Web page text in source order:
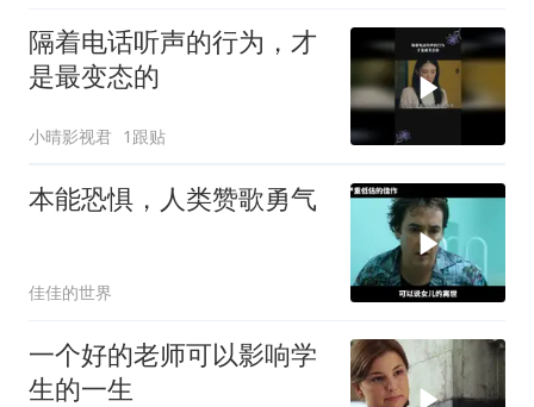
隔着电话听声的行为，才
是最变态的
小晴影视君 1跟贴
本能恐惧，人类赞歌勇气
佳佳的世界
一个好的老师可以影响学
生的一生